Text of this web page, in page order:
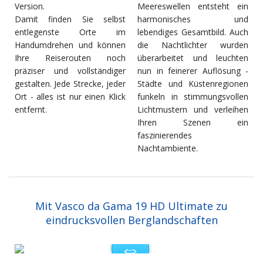
Version.
Damit finden Sie selbst
entlegenste Orte im
Handumdrehen und können
Ihre Reiserouten noch
präziser und vollständiger
gestalten. Jede Strecke, jeder
Ort - alles ist nur einen Klick
entfernt.
Meereswellen entsteht ein
harmonisches und
lebendiges Gesamtbild. Auch
die Nachtlichter wurden
überarbeitet und leuchten
nun in feinerer Auflösung -
Städte und Küstenregionen
funkeln in stimmungsvollen
Lichtmustern und verleihen
Ihren Szenen ein
faszinierendes
Nachtambiente.
Mit Vasco da Gama 19 HD Ultimate zu
eindrucksvollen Berglandschaften